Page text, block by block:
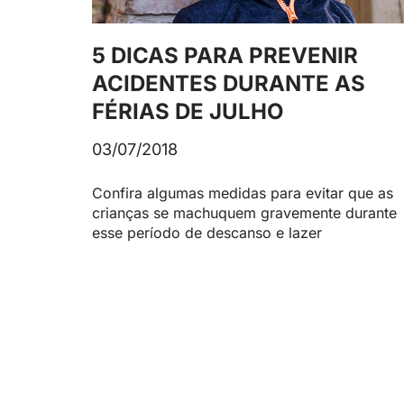
5 DICAS PARA PREVENIR
ACIDENTES DURANTE AS
FÉRIAS DE JULHO
03/07/2018
Confira algumas medidas para evitar que as
crianças se machuquem gravemente durante
esse período de descanso e lazer